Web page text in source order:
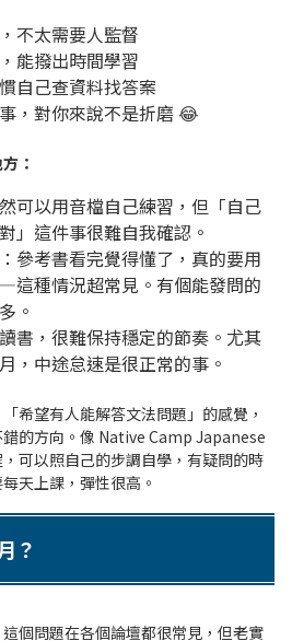
不太需要人監督
能撥出時間學習
自己查資料找答案
，對你來說不是折磨 😂
：
可以用音檔自己練習，但「自己
」這件事很難自我確認。
：參考書看完覺得懂了，真的要用
種情況超常見。有個能發問的
。
書，很難保持穩定的節奏。尤其
，中途怠速是很正常的事。
希望有人能解答文法問題」的感覺，
的方向。像 Native Camp Japanese
可以照自己的步調自學，有疑問的時
天上課，彈性很高。
？
這個問題在各個論壇都很常見，但老實